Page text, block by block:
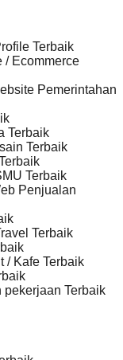
Terbaik
/ Ecommerce
Pemerintahan
Terbaik
Terbaik
Terbaik
Penjualan
Terbaik
/ Kafe Terbaik
pekerjaan Terbaik